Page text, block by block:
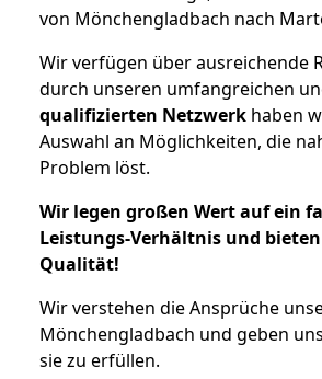
von Mönchengladbach nach
Wir verfügen über ausreichende
durch unseren umfangreichen
qualifizierten Netzwerk haben
Auswahl an Möglichkeiten, die
Problem löst.
Wir legen großen Wert auf ein
Leistungs-Verhältnis und
Qualität!
Wir verstehen die Ansprüche
Mönchengladbach und geben
sie zu erfüllen.